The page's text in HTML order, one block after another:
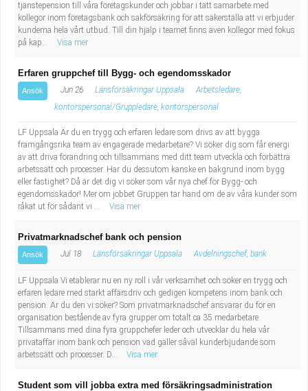
tjänstepension till våra företagskunder och jobbar i tätt samarbete med
kollegor inom företagsbank och sakförsäkring för att säkerställa att vi erbjuder
kunderna hela vårt utbud. Till din hjälp i teamet finns även kollegor med fokus
på kap...
Visa mer
Erfaren gruppchef till Bygg- och egendomsskador
Ansök Jun 26 Länsförsäkringar Uppsala
Arbetsledare,
kontorspersonal/Gruppledare, kontorspersonal
LF Uppsala Är du en trygg och erfaren ledare som drivs av att bygga
framgångsrika team av engagerade medarbetare? Vi söker dig som får energi
av att driva förändring och tillsammans med ditt team utveckla och förbättra
arbetssätt och processer. Har du dessutom kanske en bakgrund inom bygg
eller fastighet? Då är det dig vi söker som vår nya chef för Bygg- och
egendomsskador! Mer om jobbet Gruppen tar hand om de av våra kunder som
råkat ut för sådant vi ...
Visa mer
Privatmarknadschef bank och pension
Ansök Jul 18 Länsförsäkringar Uppsala Avdelningschef, bank
LF Uppsala Vi etablerar nu en ny roll i vår verksamhet och söker en trygg och
erfaren ledare med starkt affärsdriv och gedigen kompetens inom bank och
pension. Är du den vi söker? Som privatmarknadschef ansvarar du för en
organisation bestående av fyra grupper om totalt ca 35 medarbetare.
Tillsammans med dina fyra gruppchefer leder och utvecklar du hela vår
privataffär inom bank och pension vad gäller såväl kunderbjudande som
arbetssätt och processer. D...
Visa mer
Student som vill jobba extra med försäkringsadministration